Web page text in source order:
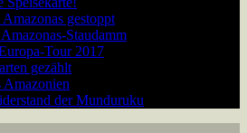
gestoppt
Staudamm
Tour 2017
gezählt
Amazonien
der Munduruku